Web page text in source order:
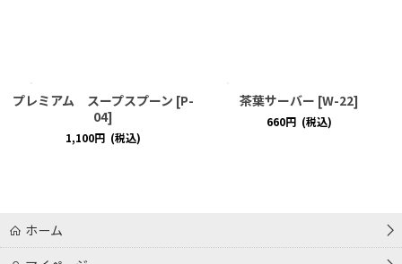
プレミアム スープスプーン [P-
04]
1,100円 (税込)
茶葉サーバー [W-22]
660円 (税込)
ホーム